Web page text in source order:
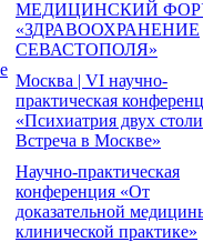
МЕДИЦИНСКИЙ
«ЗДРАВООХРАНЕНИЕ
СЕВАСТОПОЛЯ»
Москва | VI научно-
практическая
«Психиатрия двух
Встреча в Москве»
Научно-практическая
конференция «От
доказательной
клинической практике»